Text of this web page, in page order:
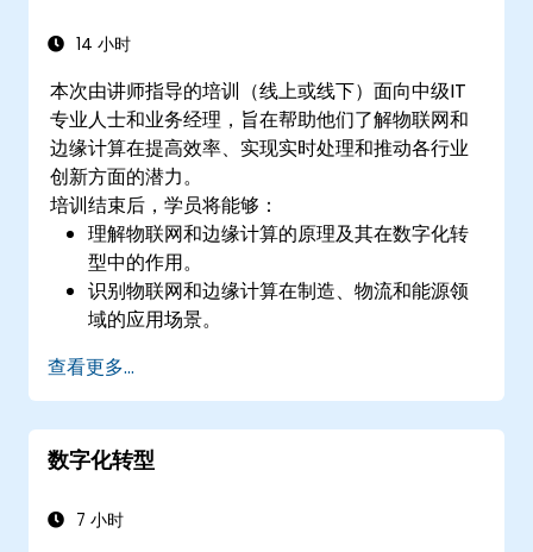
14 小时
本次由讲师指导的培训（线上或线下）面向中级IT
专业人士和业务经理，旨在帮助他们了解物联网和
边缘计算在提高效率、实现实时处理和推动各行业
创新方面的潜力。
培训结束后，学员将能够：
理解物联网和边缘计算的原理及其在数字化转
型中的作用。
识别物联网和边缘计算在制造、物流和能源领
域的应用场景。
实施边缘计算解决方案，用于预测性维护和实
时决策。
查看更多...
数字化转型
7 小时